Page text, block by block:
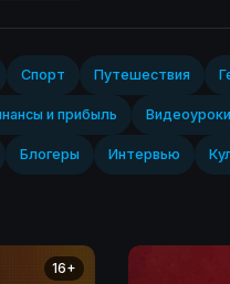
Спорт‎ Путешествия
и прибыль Видеоуроки
Блогеры Интервью
16+